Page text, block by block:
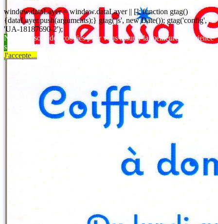
window.dataLayer = window.dataLayer || []; function gtag()
{dataLayer.push(arguments);} gtag('js', new Date()); gtag('config',
'UA-18187690-2');
Nous utilisons des cookies pour vous assurer la meilleure expérience
sur notre site.
J'accepte...